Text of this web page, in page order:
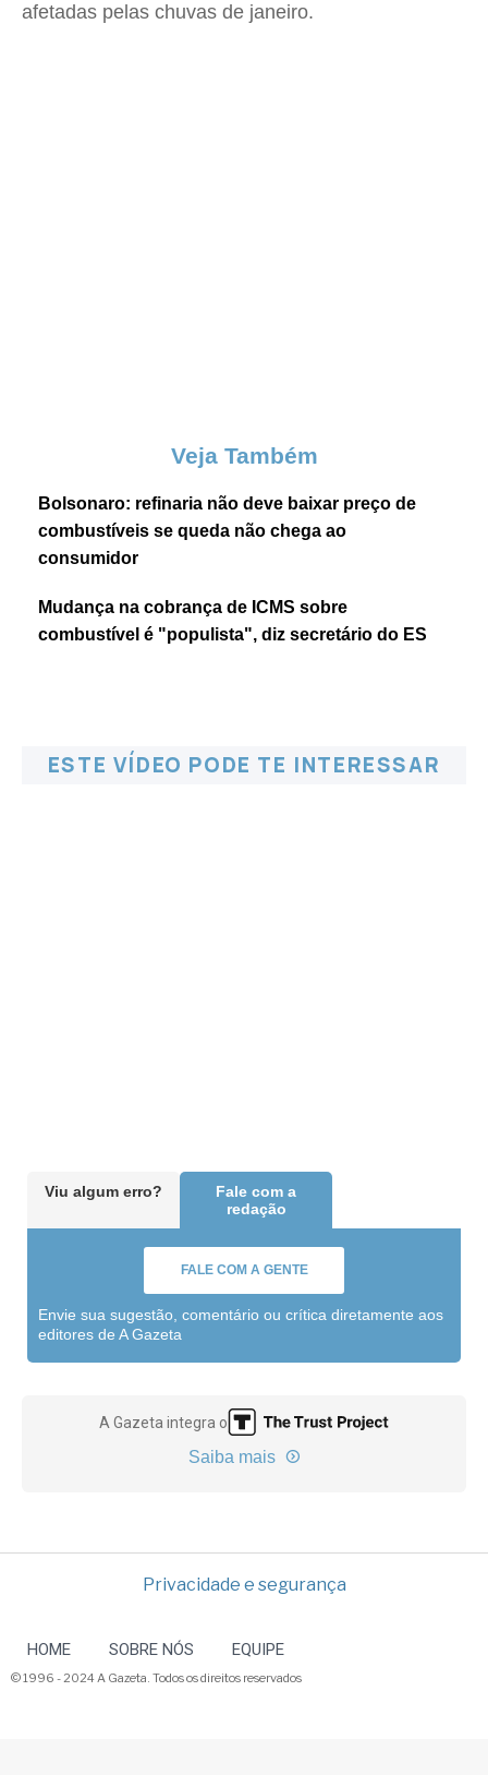
afetadas pelas chuvas de janeiro.
Veja Também
Bolsonaro: refinaria não deve baixar preço de
combustíveis se queda não chega ao
consumidor
Mudança na cobrança de ICMS sobre
combustível é "populista", diz secretário do ES
ESTE VÍDEO PODE TE INTERESSAR
Viu algum erro?
Fale com a
redação
FALE COM A GENTE
Envie sua sugestão, comentário ou crítica diretamente aos
editores de A Gazeta
A Gazeta integra o
Saiba mais
Privacidade e segurança
HOME SOBRE NÓS EQUIPE
© 1996 - 2024 A Gazeta. Todos os direitos reservados